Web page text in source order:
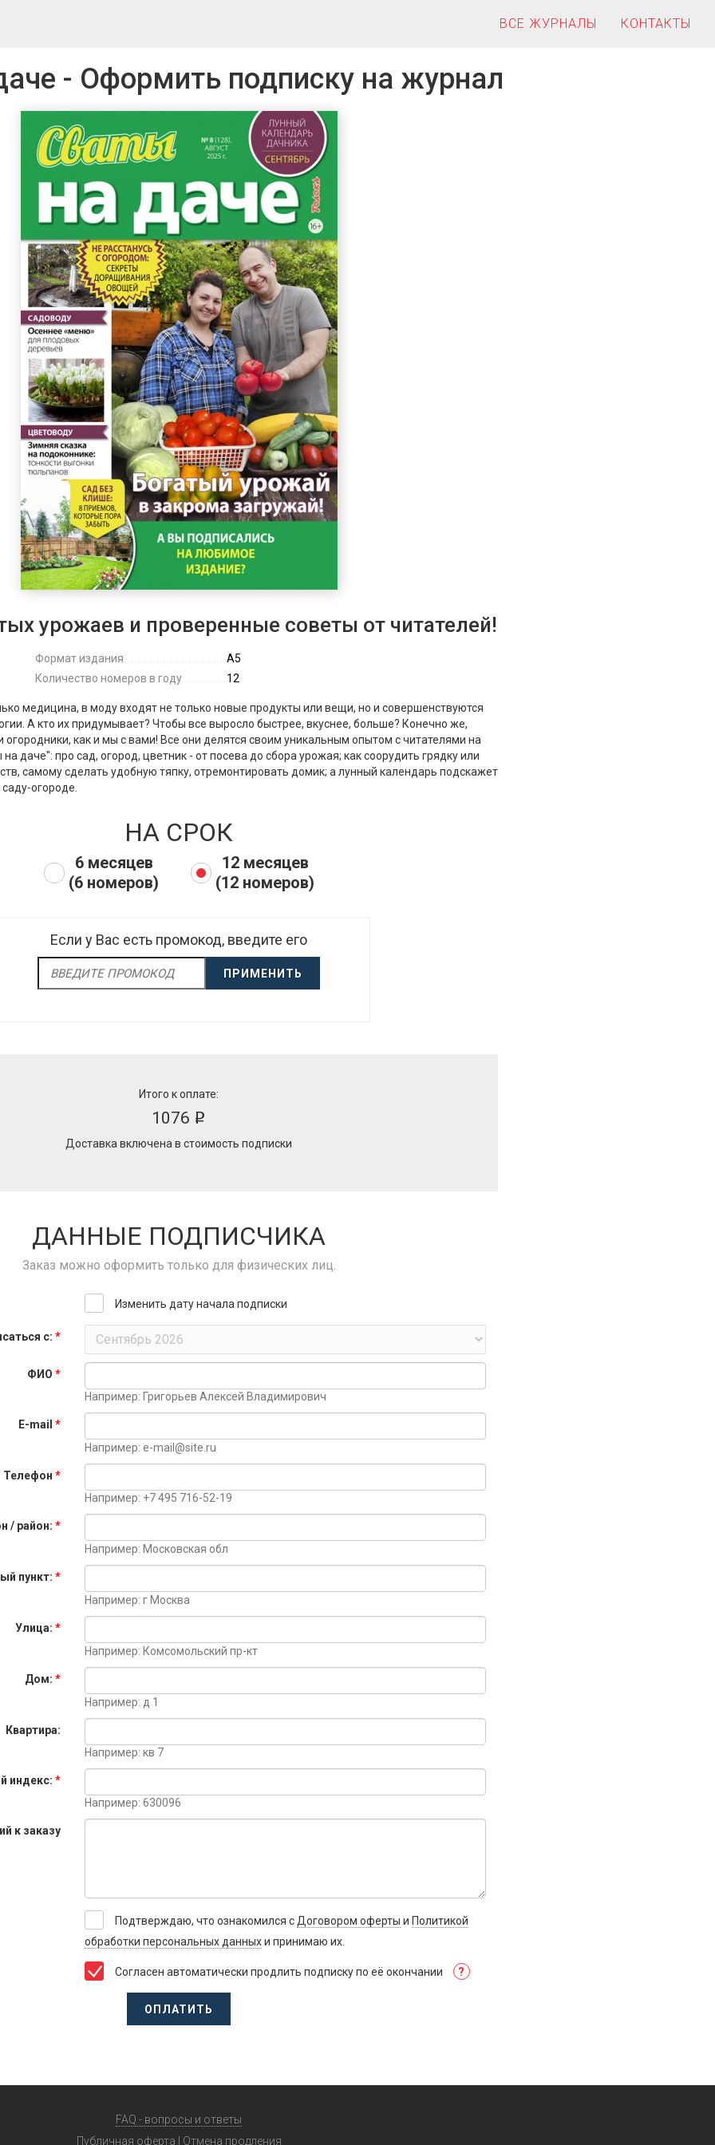
ВСЕ ЖУРНАЛЫ КОНТАКТЫ
- Оформить подписку на журнал
урожаев и проверенные советы от читателей!
Формат издания
А5
Количество номеров в году
12
медицина, в моду входят не только новые продукты или вещи, но и совершенствуются
А кто их придумывает? Чтобы все выросло быстрее, вкуснее, больше? Конечно же,
огородники, как и мы с вами! Все они делятся своим уникальным опытом с читателями на
даче": про сад, огород, цветник - от посева до сбора урожая; как соорудить грядку или
самому сделать удобную тяпку, отремонтировать домик; а лунный календарь подскажет
огороде.
НА СРОК
6 месяцев
(6 номеров)
12 месяцев
(12 номеров)
Если у Вас есть промокод, введите его
ПРИМЕНИТЬ
Итого к оплате:
1076 i
Доставка включена в стоимость подписки
ДАННЫЕ ПОДПИСЧИКА
Заказ можно оформить только для физических лиц.
Изменить дату начала подписки
с: *
ФИО *
Например: Григорьев Алексей Владимирович
E-mail *
Например: e-mail@site.ru
Телефон *
Например: +7 495 716-52-19
/ район: *
Например: Московская обл
пункт: *
Например: г Москва
Улица: *
Например: Комсомольский пр-кт
Дом: *
Например: д 1
Квартира:
Например: кв 7
индекс: *
Например: 630096
к заказу
Подтверждаю, что ознакомился с Договором оферты и Политикой
обработки персональных данныхи принимаю их.
Согласен автоматически продлить подписку по её окончании ?
ОПЛАТИТЬ
FAQ - вопросы и ответы
Публичная оферта
Отмена продления